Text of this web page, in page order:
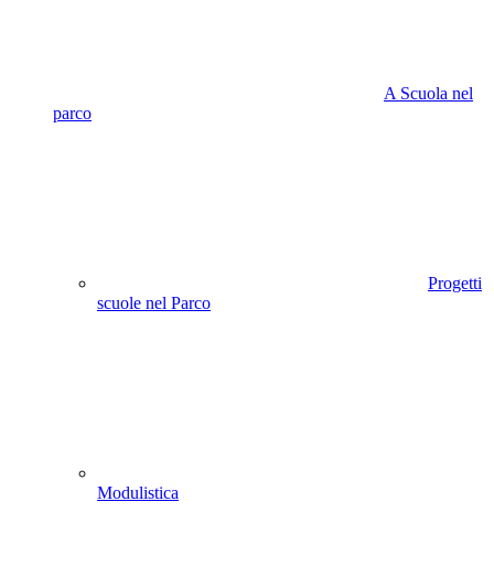
A Scuola nel
parco
Progetti
scuole nel Parco
Modulistica